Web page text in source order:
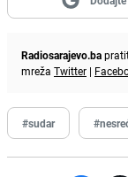
Radiosarajevo.ba
mreža Twitter |
#sudar